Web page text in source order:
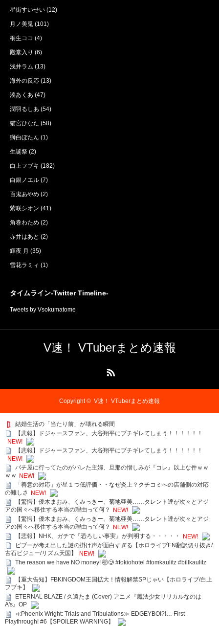
星街すいせい (12)
月ノ美兎 (101)
桐生ココ (4)
殿堂入り (6)
浅井ラム (13)
海外の反応 (13)
湊あくあ (47)
潤羽るしあ (54)
猫宮ひなた (58)
獅白ぼたん (1)
生誕祭 (2)
白上フブキ (182)
白銀ノエル (7)
百鬼あやめ (2)
紫咲シオン (41)
角巻わため (2)
赤井はあと (2)
輝夜 月 (35)
雪花ラミィ (1)
タイムライン-Twitter Timeline-
Tweets by Vsokumatome
V速！ VTuberまとめ速報
Copyright © V速！ VTuberまとめ速報
結婚生活の「当たり前」が壊れる瞬間
【悲報】ドジャースファン、大谷翔平にブチギレてしまう！！！！！！
NEW!
【悲報】ドジャースファン、大谷翔平にブチギレてしまう！！！！！！
NEW!
パチ屋に行ってたのがバレた主婦、旦那の憎しみが『コレ』以上な件ｗｗ
ｗｗ NEW!
「善意の対応」が星１つ低評価・・なぜ炎上？クチコミへの店舗側の対応
の難しさ NEW!
【驚愕】優木まおみ、くみっきー、菊地亜美……タレント達が次々とアジ
アの国々へ移住する本当の理由って何？
NEW!
【驚愕】優木まおみ、くみっきー、菊地亜美……タレント達が次々とアジ
アの国々へ移住する本当の理由って何？
NEW!
【悲報】NHK、ガチで『恐ろしい事実』が判明する・・・・・
NEW!
ビブーが考え出した謎の掛け声が面白すぎる【ホロライブEN翻訳切り抜き/
古石ビジュー/リズム天国】
NEW!
The reason we have NO money! 🤯🥲 #tokiohotel #tomkaulitz #billkaulitz
【重大告知】FBKINGDOM王国拡大！情報解禁SPじゃい【ホロライブ/白上
フブキ】
ETERNAL BLAZE / 久遠たま (Cover) アニメ『魔法少女リリカルなのは
A's』OP
≪Phoenix Wright: Trials and Tribulations≫ EDGEYBOI?!… First
Playthrough! #6【SPOILER WARNING】